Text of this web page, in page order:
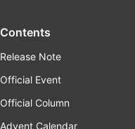
Contents
Release Note
Official Event
Official Column
Advent Calendar